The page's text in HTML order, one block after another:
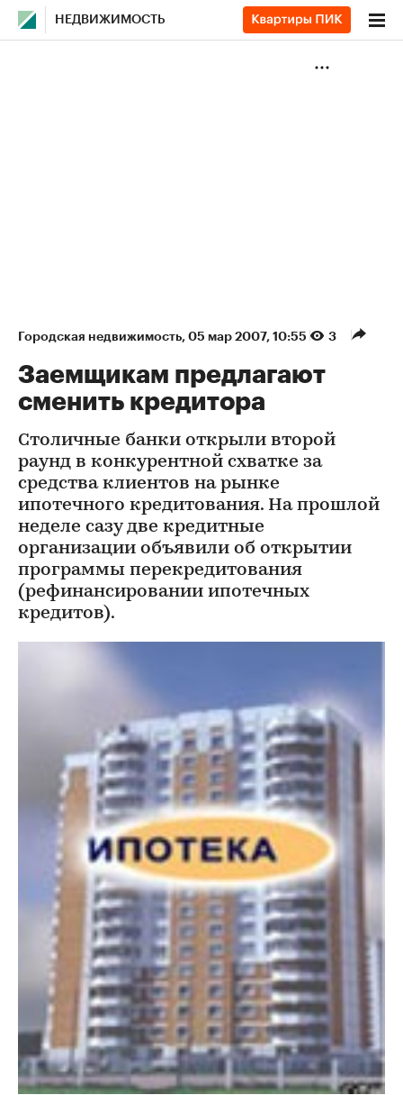
НЕДВИЖИМОСТЬ
Городская недвижимость⁠, 05 мар 2007, 10:55 3
Заемщикам предлагают
сменить кредитора
Столичные банки открыли второй
раунд в конкурентной схватке за
средства клиентов на рынке
ипотечного кредитования. На прошлой
неделе сазу две кредитные
организации объявили об открытии
программы перекредитования
(рефинансировании ипотечных
кредитов).